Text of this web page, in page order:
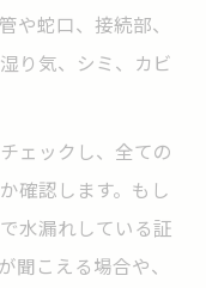
や蛇口、接続部、
り気、シミ、カビ
ェックし、全ての
確認します。もし
水漏れしている証
聞こえる場合や、